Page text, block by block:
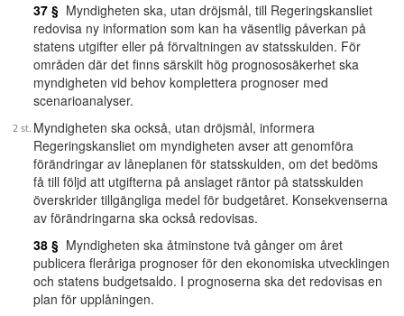
37 § Myndigheten ska, utan dröjsmål, till Regeringskansliet
redovisa ny information som kan ha väsentlig påverkan på
statens utgifter eller på förvaltningen av statsskulden. För
områden där det finns särskilt hög prognososäkerhet ska
myndigheten vid behov komplettera prognoser med
scenarioanalyser.
Myndigheten ska också, utan dröjsmål, informera
Regeringskansliet om myndigheten avser att genomföra
förändringar av låneplanen för statsskulden, om det bedöms
få till följd att utgifterna på anslaget räntor på statsskulden
överskrider tillgängliga medel för budgetåret. Konsekvenserna
av förändringarna ska också redovisas.
38 § Myndigheten ska åtminstone två gånger om året
publicera fleråriga prognoser för den ekonomiska utvecklingen
och statens budgetsaldo. I prognoserna ska det redovisas en
plan för upplåningen.